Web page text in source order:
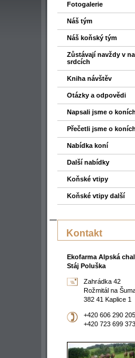
Fotogalerie
Náš tým
Náš koňský tým
Zůstávají navždy v
srdcích
Kniha návštěv
Otázky a odpovědi
Napsali jsme o koních
Přečetli jsme o koních
Nabídka koní
Další nabídky
Koňské vtipy
Koňské vtipy další
Kontakt
Ekofarma Alpská
Stáj Poluška
Zahrádka 42
Rožmitál na
382 41 Kaplice 1
+420 606 290 205
+420 723 699 373